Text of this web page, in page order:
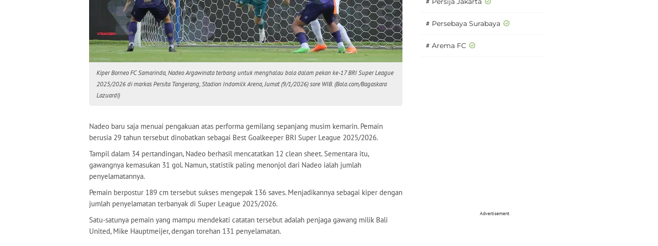
Kiper Borneo FC Samarinda, Nadeo Argawinata terbang untuk menghalau bola dalam pekan ke-17 BRI Super League
2025/2026 di markas Persita Tangerang, Stadion Indomilk Arena, Jumat (9/1/2026) sore WIB. (Bola.com/Bagaskara
Lazuardi)
Nadeo baru saja menuai pengakuan atas performa gemilang sepanjang musim kemarin. Pemain
berusia 29 tahun tersebut dinobatkan sebagai Best Goalkeeper BRI Super League 2025/2026.
Tampil dalam 34 pertandingan, Nadeo berhasil mencatatkan 12 clean sheet. Sementara itu,
gawangnya kemasukan 31 gol. Namun, statistik paling menonjol dari Nadeo ialah jumlah
penyelamatannya.
Pemain berpostur 189 cm tersebut sukses mengepak 136 saves. Menjadikannya sebagai kiper dengan
jumlah penyelamatan terbanyak di Super League 2025/2026.
Satu-satunya pemain yang mampu mendekati catatan tersebut adalah penjaga gawang milik Bali
United, Mike Hauptmeijer, dengan torehan 131 penyelamatan.
# Persebaya Surabaya
# Arema FC
Advertisement